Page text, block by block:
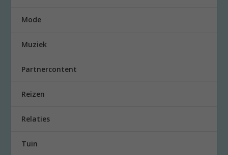
Mode
Muziek
Partnercontent
Reizen
Relaties
Tuin